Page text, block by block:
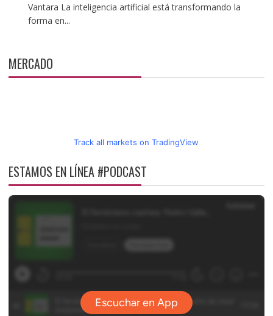
Vantara La inteligencia artificial está transformando la
forma en...
MERCADO
Track all markets on TradingView
ESTAMOS EN LÍNEA #PODCAST